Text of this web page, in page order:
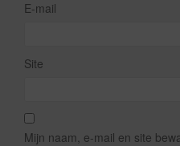
E-mail
Site
Mijn naam, e-mail en site